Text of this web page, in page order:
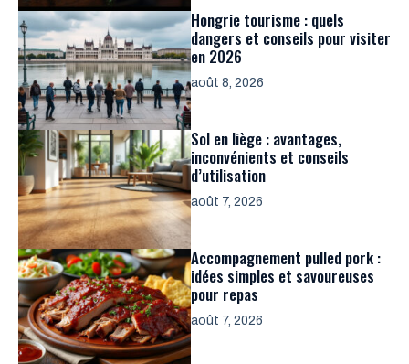
Hongrie tourisme : quels
dangers et conseils pour visiter
en 2026
août 8, 2026
Sol en liège : avantages,
inconvénients et conseils
d’utilisation
août 7, 2026
Accompagnement pulled pork :
idées simples et savoureuses
pour repas
août 7, 2026